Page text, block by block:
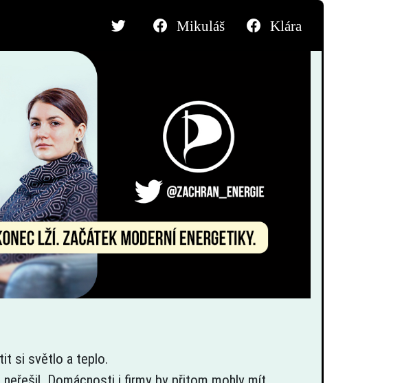
Mikuláš Klára
si světlo a teplo.